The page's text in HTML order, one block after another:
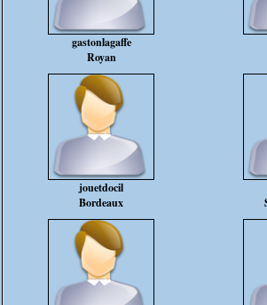
gastonlagaffe
Royan
jouetdocil
Bordeaux